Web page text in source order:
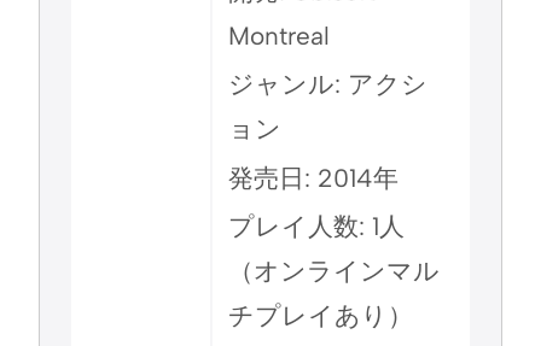
Montreal
ジャンル: アクシ
ョン
発売日: 2014年
プレイ人数: 1人
（オンラインマル
チプレイあり）